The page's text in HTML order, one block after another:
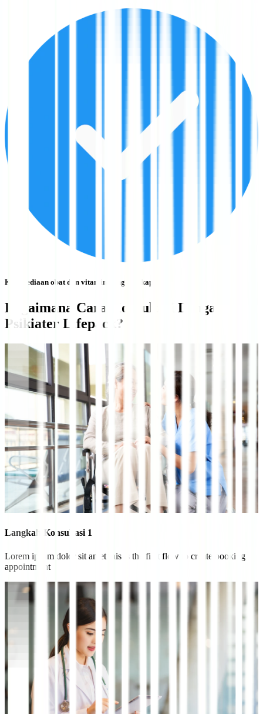
Ketersediaan obat dan vitamin yang lengkap
Bagaimana Cara Konsultasi Dengan
Psikiater Lifepack?
Langkah Konsultasi 1
Lorem ipsum dolor sit amet this is the first flow to create booking
appointment